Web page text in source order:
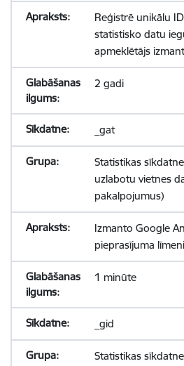
Reģistrē unikālu
statistisko datu
apmeklētājs
2 gadi
_gat
Statistikas
uzlabotu vietnes
pakalpojumus)
Izmanto Google
pieprasījuma
1 minūte
_gid
Statistikas